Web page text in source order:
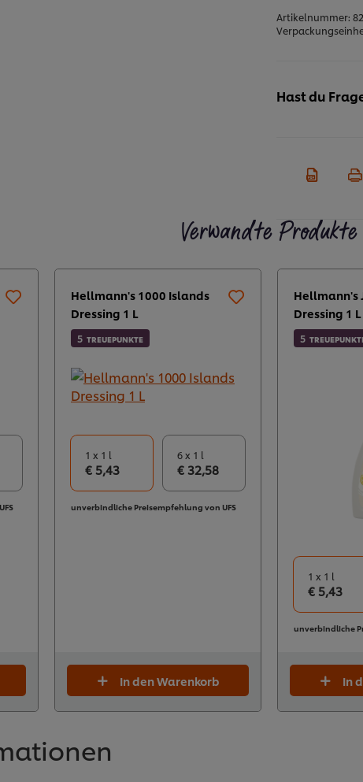
Artikelnummer:
Hast du
Verwandte Produkte
Hellmann's 1000 Islands
Dressing 1 L
5 TREUEPUNKTE
1 x 1 l
€ 5,43
6 x 1 l
€ 32,58
unverbindliche Preisempfehlung von UFS
In den Warenkorb
Hellmann's
Dressing 1 L
5
1 x 1 l
€ 5,43
unverbindliche
In